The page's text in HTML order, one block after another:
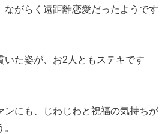
ながらく遠距離恋愛だったようです
いた姿が、お2人ともステキです
ンにも、じわじわと祝福の気持ちが